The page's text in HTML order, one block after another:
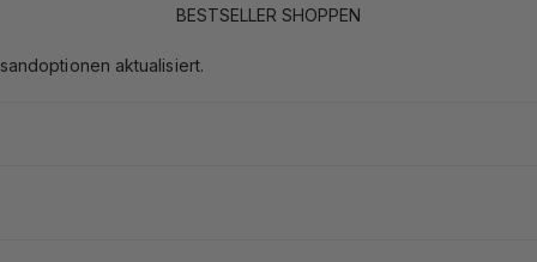
BESTSELLER SHOPPEN
aktualisiert.